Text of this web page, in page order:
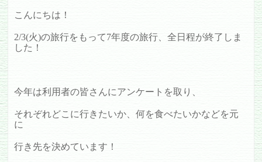
こんにちは！
2/3(火)の旅行をもって7年度の旅行、全日程が終了しま
した！
今年は利用者の皆さんにアンケートを取り、
それぞれどこに行きたいか、何を食べたいかなどを元
に
行き先を決めています！